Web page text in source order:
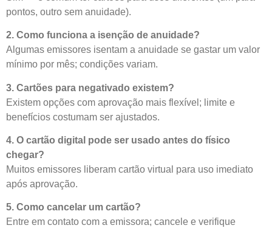
pontos, outro sem anuidade).
2. Como funciona a isenção de anuidade?
Algumas emissores isentam a anuidade se gastar um valor
mínimo por mês; condições variam.
3. Cartões para negativado existem?
Existem opções com aprovação mais flexível; limite e
benefícios costumam ser ajustados.
4. O cartão digital pode ser usado antes do físico
chegar?
Muitos emissores liberam cartão virtual para uso imediato
após aprovação.
5. Como cancelar um cartão?
Entre em contato com a emissora; cancele e verifique